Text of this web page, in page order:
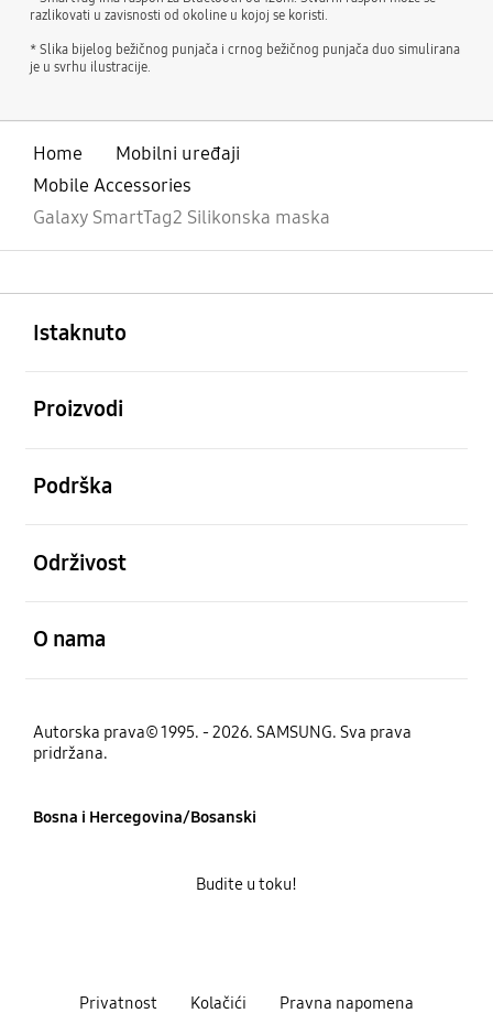
razlikovati u zavisnosti od okoline u kojoj se koristi.
* Slika bijelog bežičnog punjača i crnog bežičnog punjača duo simulirana
je u svrhu ilustracije.
Home
Mobilni uređaji
Mobile Accessories
Galaxy SmartTag2 Silikonska maska
Istaknuto
Proizvodi
Podrška
Održivost
O nama
Autorska prava© 1995. - 2026. SAMSUNG. Sva prava
pridržana.
Bosna i Hercegovina/Bosanski
Privatnost Kolačići Pravna napomena
Budite u toku!